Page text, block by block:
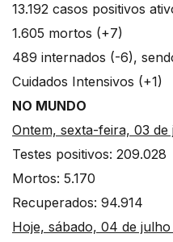
13.192 casos positivos
1.605 mortos (+7)
489 internados (-6),
Cuidados Intensivos (+1)
NO MUNDO
Ontem, sexta-feira, 03 de
Testes positivos: 209.028
Mortos: 5.170
Recuperados: 94.914
Hoje, sábado, 04 de